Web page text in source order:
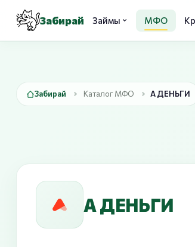
Забирай Займы МФО
Забирай Каталог МФО А ДЕНЬГИ
А ДЕНЬГИ